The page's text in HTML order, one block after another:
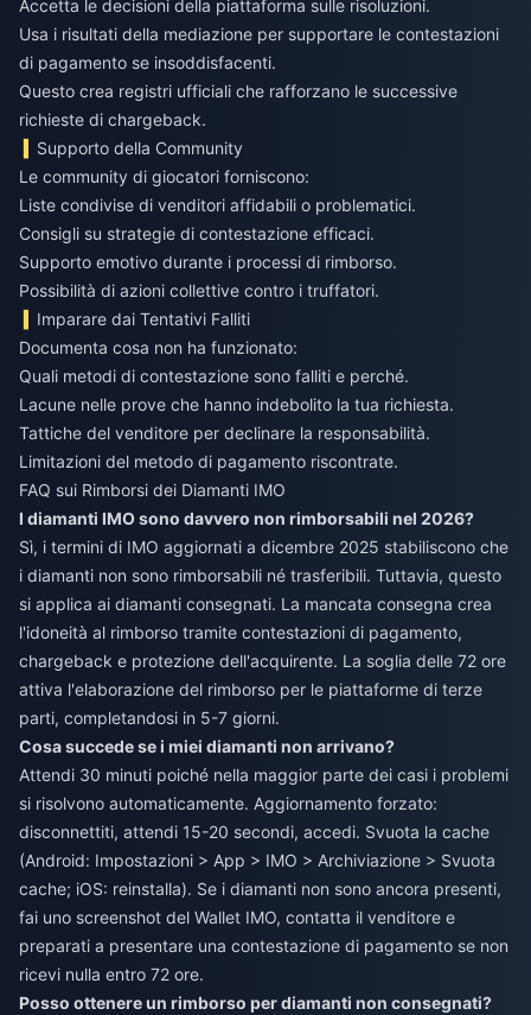
Accetta le decisioni della piattaforma sulle risoluzioni.
Usa i risultati della mediazione per supportare le contestazioni
di pagamento se insoddisfacenti.
Questo crea registri ufficiali che rafforzano le successive
richieste di chargeback.
Supporto della Community
Le community di giocatori forniscono:
Liste condivise di venditori affidabili o problematici.
Consigli su strategie di contestazione efficaci.
Supporto emotivo durante i processi di rimborso.
Possibilità di azioni collettive contro i truffatori.
Imparare dai Tentativi Falliti
Documenta cosa non ha funzionato:
Quali metodi di contestazione sono falliti e perché.
Lacune nelle prove che hanno indebolito la tua richiesta.
Tattiche del venditore per declinare la responsabilità.
Limitazioni del metodo di pagamento riscontrate.
FAQ sui Rimborsi dei Diamanti IMO
I diamanti IMO sono davvero non rimborsabili nel 2026?
Sì, i termini di IMO aggiornati a dicembre 2025 stabiliscono che
i diamanti non sono rimborsabili né trasferibili. Tuttavia, questo
si applica ai diamanti consegnati. La mancata consegna crea
l'idoneità al rimborso tramite contestazioni di pagamento,
chargeback e protezione dell'acquirente. La soglia delle 72 ore
attiva l'elaborazione del rimborso per le piattaforme di terze
parti, completandosi in 5-7 giorni.
Cosa succede se i miei diamanti non arrivano?
Attendi 30 minuti poiché nella maggior parte dei casi i problemi
si risolvono automaticamente. Aggiornamento forzato:
disconnettiti, attendi 15-20 secondi, accedi. Svuota la cache
(Android: Impostazioni > App > IMO > Archiviazione > Svuota
cache; iOS: reinstalla). Se i diamanti non sono ancora presenti,
fai uno screenshot del Wallet IMO, contatta il venditore e
preparati a presentare una contestazione di pagamento se non
ricevi nulla entro 72 ore.
Posso ottenere un rimborso per diamanti non consegnati?